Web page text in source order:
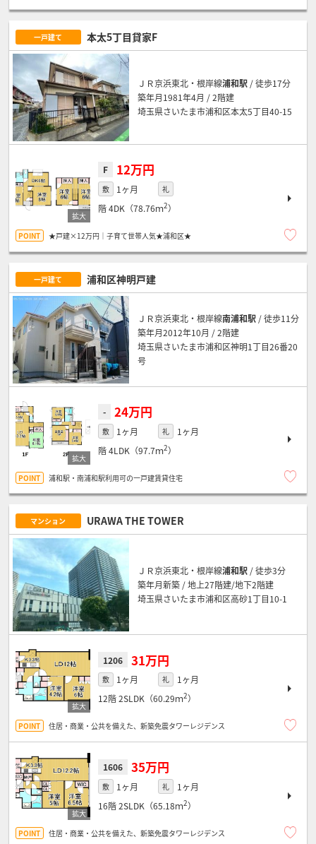
一戸建て 本太5丁目貸家F
ＪＲ京浜東北・根岸線浦和駅 / 徒歩17分
築年月1981年4月 / 2階建
埼玉県さいたま市浦和区本太5丁目40-15
F 12万円
敷 1ヶ月 礼
階4DK（78.76ｍ2）
★戸建×12万円｜子育て世帯人気★浦和区★
一戸建て 浦和区神明戸建
ＪＲ京浜東北・根岸線南浦和駅 / 徒歩11分
築年月2012年10月 / 2階建
埼玉県さいたま市浦和区神明1丁目26番20
号
- 24万円
敷 1ヶ月 礼
1ヶ月
階4LDK（97.7ｍ2）
浦和駅・南浦和駅利用可の一戸建賃貸住宅
マンション URAWA THE TOWER
ＪＲ京浜東北・根岸線浦和駅 / 徒歩3分
築年月新築 / 地上27階建/地下2階建
埼玉県さいたま市浦和区高砂1丁目10-1
1206 31万円
敷 1ヶ月 礼
1ヶ月
12階2SLDK（60.29ｍ2）
住居・商業・公共を備えた、新築免震タワーレジデンス
1606 35万円
敷 1ヶ月 礼
1ヶ月
16階2SLDK（65.18ｍ2）
住居・商業・公共を備えた、新築免震タワーレジデンス